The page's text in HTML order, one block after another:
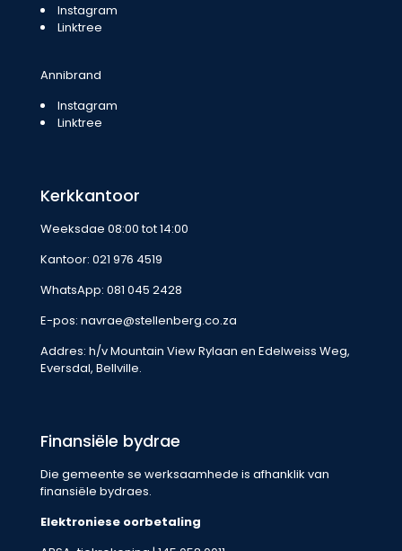
Instagram
Linktree
Annibrand
Instagram
Linktree
Kerkkantoor
Weeksdae 08:00 tot 14:00
Kantoor: 021 976 4519
WhatsApp: 081 045 2428
E-pos: navrae@stellenberg.co.za
Addres: h/v Mountain View Rylaan en Edelweiss Weg,
Eversdal, Bellville.
Finansiële bydrae
Die gemeente se werksaamhede is afhanklik van
finansiële bydraes.
Elektroniese oorbetaling